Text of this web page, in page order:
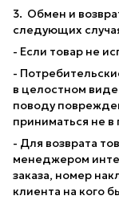
3. Обмен и
следующих
- Если товар не
-
в целостном
поводу
приниматься не в
- Для возврата
менеджером
заказа, номер
клиента на кого